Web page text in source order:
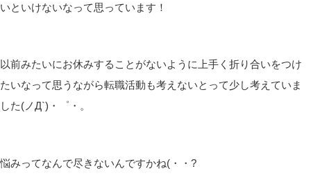
いといけないなって思っています！
以前みたいにお休みすることがないように上手く折り合いをつけ
たいなって思うながら転職活動も考えないとって少し考えていま
した(ノД`)・゜・。
悩みってなんで尽きないんですかね(・・?